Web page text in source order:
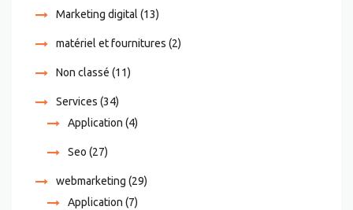
Marketing digital (13)
matériel et fournitures (2)
Non classé (11)
Services (34)
Application (4)
Seo (27)
webmarketing (29)
Application (7)